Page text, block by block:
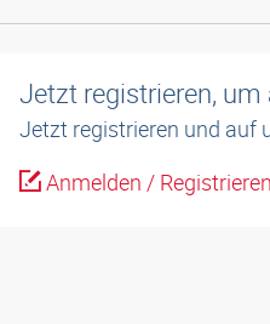
Jetzt registrieren, um
Jetzt registrieren und auf
Anmelden / Registrieren